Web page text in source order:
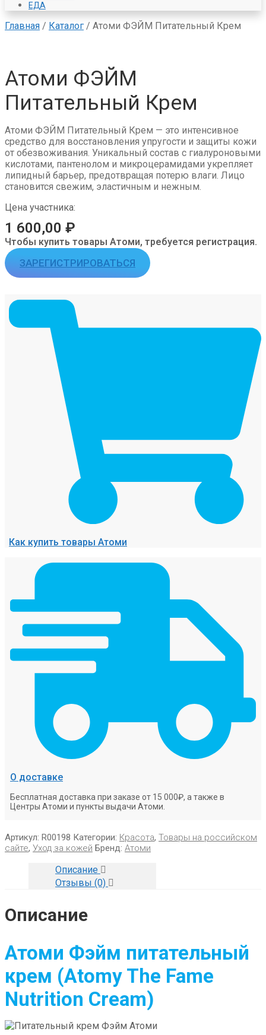
ЕДА
Главная / Каталог / Атоми ФЭЙМ Питательный Крем
Атоми ФЭЙМ
Питательный Крем
Атоми ФЭЙМ Питательный Крем — это интенсивное
средство для восстановления упругости и защиты кожи
от обезвоживания. Уникальный состав с гиалуроновыми
кислотами, пантенолом и микроцерамидами укрепляет
липидный барьер, предотвращая потерю влаги. Лицо
становится свежим, эластичным и нежным.
Цена участника:
1 600,00 ₽
Чтобы купить товары Атоми, требуется регистрация.
ЗАРЕГИСТРИРОВАТЬСЯ
Как купить товары Атоми
О доставке
Бесплатная доставка при заказе от 15 000₽, а также в
Центры Атоми и пункты выдачи Атоми.
Артикул: R00198 Категории: Красота, Товары на российском
сайте, Уход за кожей Бренд: Атоми
Описание
Отзывы (0)
Описание
Атоми Фэйм питательный
крем (Atomy The Fame
Nutrition Cream)